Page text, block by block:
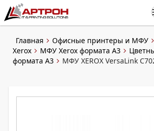
Главная Офисные принтеры и МФУ
Xerox
МФУ Xerox формата A3
формата A3
МФУ XEROX VersaLink